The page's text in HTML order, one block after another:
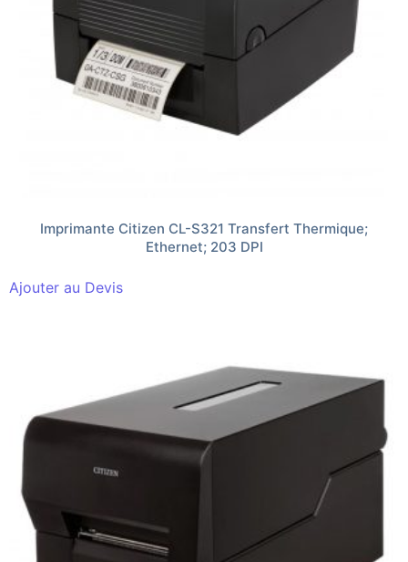
Imprimante Citizen CL-S321 Transfert Thermique;
Ethernet; 203 DPI
Ajouter au Devis